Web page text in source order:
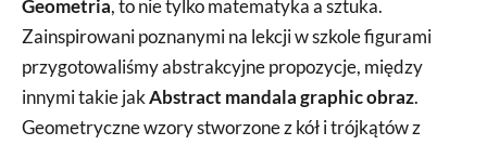
Geometria, to nie tylko matematyka a sztuka.
Zainspirowani poznanymi na lekcji w szkole figurami
przygotowaliśmy abstrakcyjne propozycje, między
innymi takie jakAbstract mandala graphic obraz.
Geometryczne wzory stworzone z kół i trójkątów z